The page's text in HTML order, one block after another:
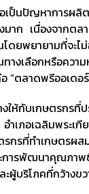
ป็นปัญหาการผ
ก เนื่องจากตล
พยายามที่จะไ
งเลือกหรือควา
“ตลาดพรีออเดอ
กับเกษตรกรที่
เภอเฉลิมพระ
รกรที่ทำเกษต
ารพัฒนาคุณภา
ผู้บริโภคที่กว้างขว